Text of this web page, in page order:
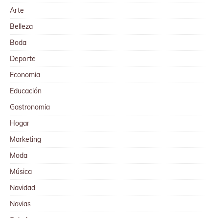
Arte
Belleza
Boda
Deporte
Economia
Educación
Gastronomia
Hogar
Marketing
Moda
Música
Navidad
Novias